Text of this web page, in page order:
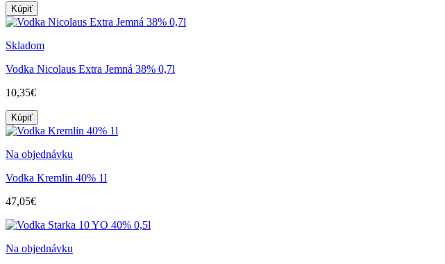
Kúpiť
Skladom
Vodka Nicolaus Extra Jemná 38% 0,7l
10,35€
Kúpiť
Na objednávku
Vodka Kremlin 40% 1l
47,05€
Na objednávku